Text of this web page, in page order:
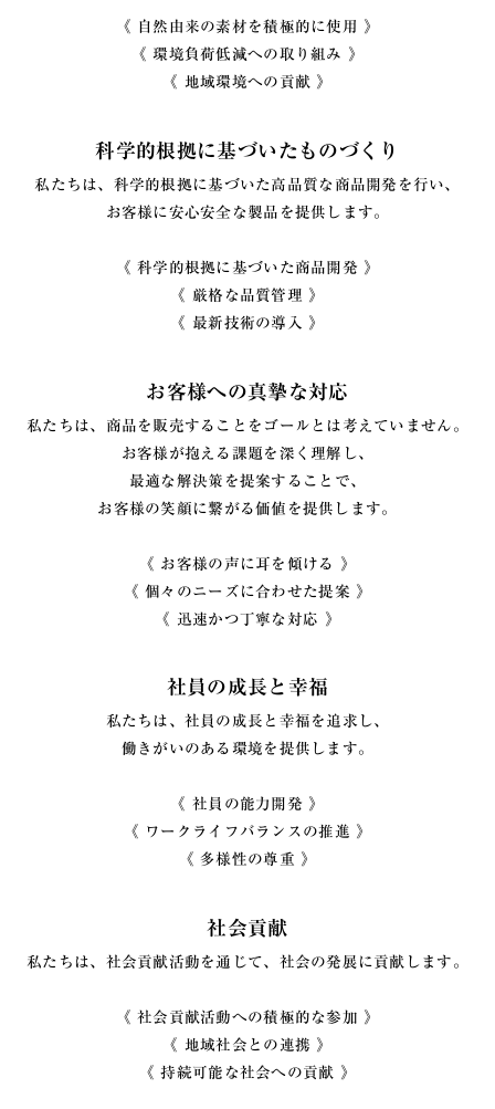
《 自然由来の素材を積極的に使用 》
《 環境負荷低減への取り組み 》
《 地域環境への貢献 》
科学的根拠に基づいたものづくり
私たちは、科学的根拠に基づいた高品質な商品開発を行い、
お客様に安心安全な製品を提供します。
《 科学的根拠に基づいた商品開発 》
《 厳格な品質管理 》
《 最新技術の導入 》
お客様への真摯な対応
私たちは、商品を販売することをゴールとは考えていません。
お客様が抱える課題を深く理解し、
最適な解決策を提案することで、
お客様の笑顔に繋がる価値を提供します。
《 お客様の声に耳を傾ける 》
《 個々のニーズに合わせた提案 》
《 迅速かつ丁寧な対応 》
社員の成長と幸福
私たちは、社員の成長と幸福を追求し、
働きがいのある環境を提供します。
《 社員の能力開発 》
《 ワークライフバランスの推進 》
《 多様性の尊重 》
社会貢献
私たちは、社会貢献活動を通じて、社会の発展に貢献します。
《 社会貢献活動への積極的な参加 》
《 地域社会との連携 》
《 持続可能な社会への貢献 》